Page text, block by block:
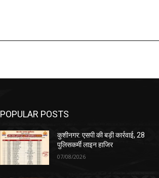
POPULAR POSTS
कुशीनगर: एसपी की बड़ी कार्रवाई, 28
पुलिसकर्मी लाइन हाजिर
07/08/2026